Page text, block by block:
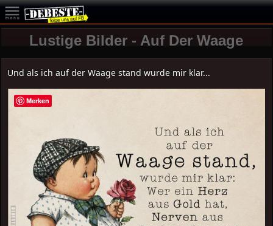
Lustige Bilder - Auf Der Waage
Und als ich auf der Waage stand wurde mir klar...
Merken